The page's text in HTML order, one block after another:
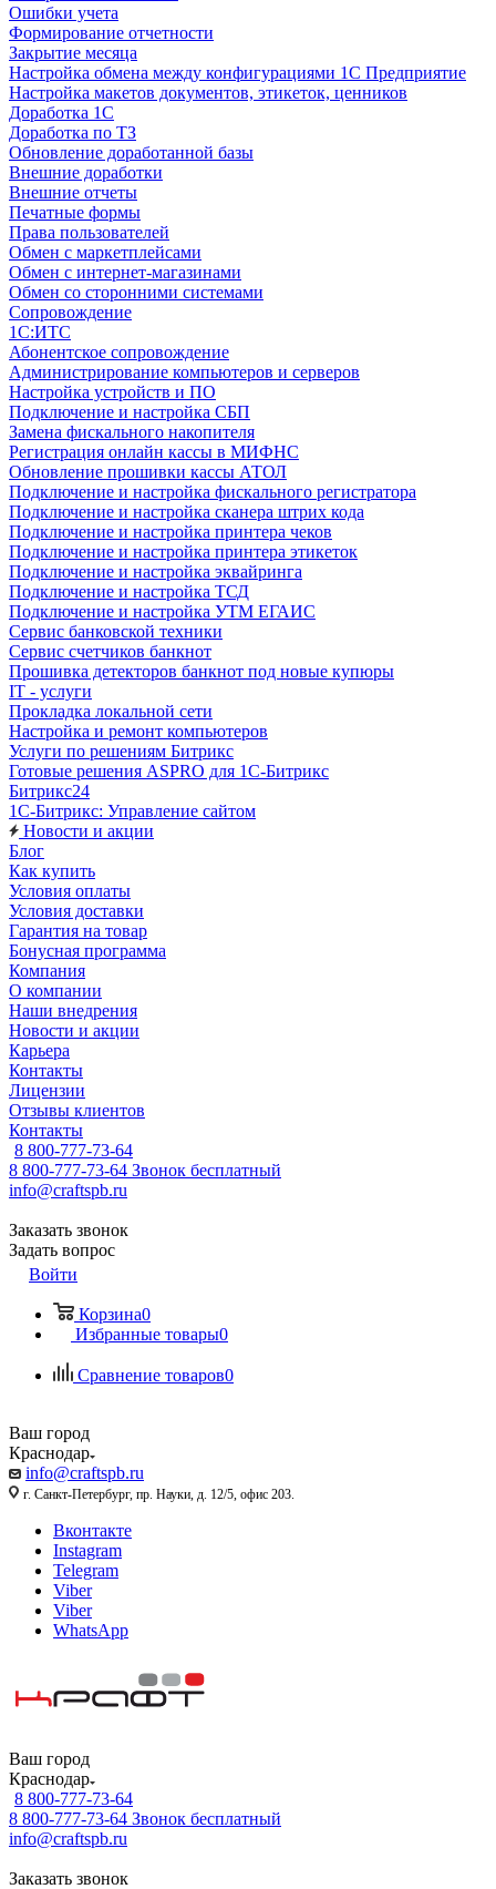
Ошибки учета
Формирование отчетности
Закрытие месяца
Настройка обмена между конфигурациями 1С Предприятие
Настройка макетов документов, этикеток, ценников
Доработка 1С
Доработка по ТЗ
Обновление доработанной базы
Внешние доработки
Внешние отчеты
Печатные формы
Права пользователей
Обмен с маркетплейсами
Обмен с интернет-магазинами
Обмен со сторонними системами
Сопровождение
1C:ИТС
Абонентское сопровождение
Администрирование компьютеров и серверов
Настройка устройств и ПО
Подключение и настройка СБП
Замена фискального накопителя
Регистрация онлайн кассы в МИФНС
Обновление прошивки кассы АТОЛ
Подключение и настройка фискального регистратора
Подключение и настройка сканера штрих кода
Подключение и настройка принтера чеков
Подключение и настройка принтера этикеток
Подключение и настройка эквайринга
Подключение и настройка ТСД
Подключение и настройка УТМ ЕГАИС
Сервис банковской техники
Сервис счетчиков банкнот
Прошивка детекторов банкнот под новые купюры
IT - услуги
Прокладка локальной сети
Настройка и ремонт компьютеров
Услуги по решениям Битрикс
Готовые решения ASPRO для 1С-Битрикс
Битрикс24
1С-Битрикс: Управление сайтом
Новости и акции
Блог
Как купить
Условия оплаты
Условия доставки
Гарантия на товар
Бонусная программа
Компания
О компании
Наши внедрения
Новости и акции
Карьера
Контакты
Лицензии
Отзывы клиентов
Контакты
8 800-777-73-64
8 800-777-73-64 Звонок бесплатный
info@craftspb.ru
Заказать звонок
Задать вопрос
Войти
Корзина0
Избранные товары0
Сравнение товаров0
Ваш город
Краснодар
info@craftspb.ru
г. Санкт-Петербург, пр. Науки, д. 12/5, офис 203.
Вконтакте
Instagram
Telegram
Viber
Viber
WhatsApp
Ваш город
Краснодар
8 800-777-73-64
8 800-777-73-64 Звонок бесплатный
info@craftspb.ru
Заказать звонок